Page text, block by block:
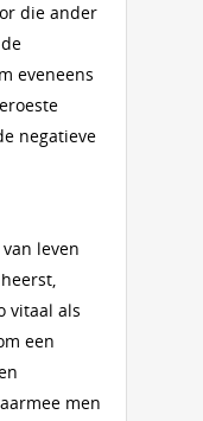
die ander
eveneens
negatieve
leven
vitaal als
een
men